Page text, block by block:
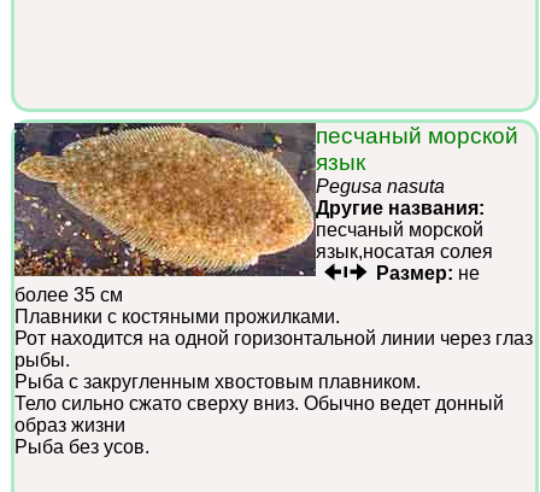
песчаный морской
язык
Pegusa nasuta
Другие названия:
песчаный морской
язык,носатая солея
Размер: не
более 35 см
Плавники с костяными прожилками.
Рот находится на одной горизонтальной линии через глаз
рыбы.
Рыба с закругленным хвостовым плавником.
Тело сильно сжато сверху вниз. Обычно ведет донный
образ жизни
Рыба без усов.